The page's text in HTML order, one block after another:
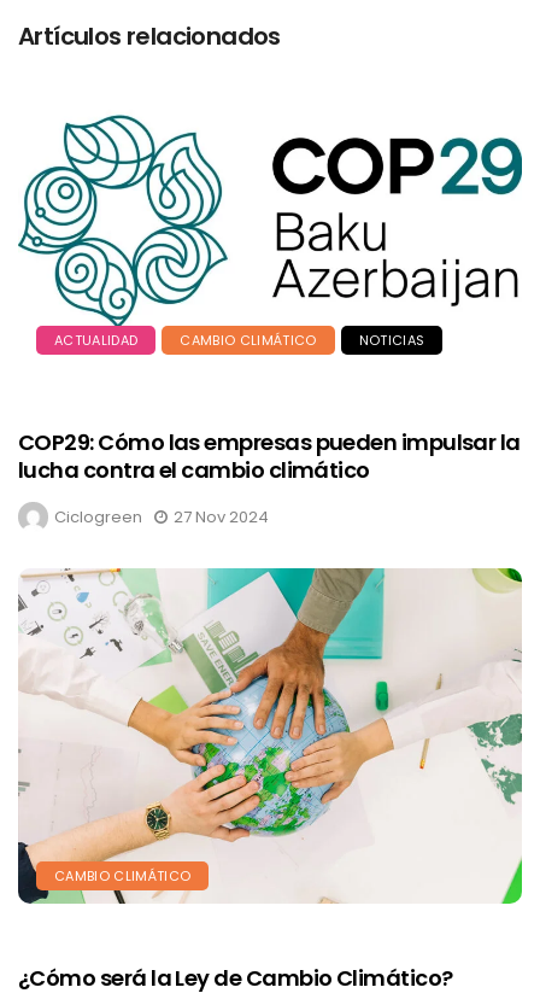
Artículos relacionados
ACTUALIDAD CAMBIO CLIMÁTICO NOTICIAS
COP29: Cómo las empresas pueden impulsar la
lucha contra el cambio climático
Ciclogreen 27 Nov 2024
CAMBIO CLIMÁTICO
¿Cómo será la Ley de Cambio Climático?